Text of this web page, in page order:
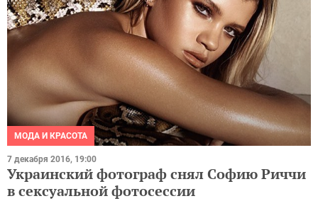
МОДА И КРАСОТА
7 декабря 2016, 19:00
Украинский фотограф снял Софию Риччи
в сексуальной фотосессии